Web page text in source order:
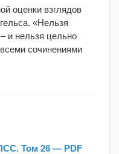
оценки взглядов
«Нельзя
и нельзя цельно
сочинениями
Том 26 — PDF